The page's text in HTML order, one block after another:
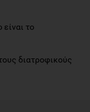
είναι το
διατροφικούς